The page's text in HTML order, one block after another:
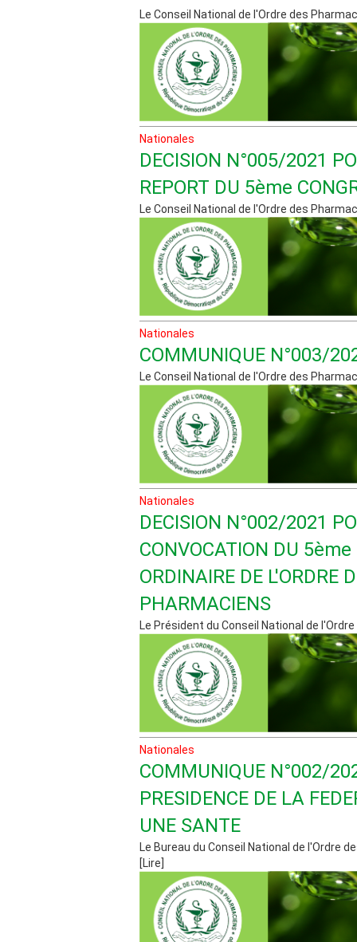
Le Conseil National de l'Ordre des
Nationales
DECISION N°005/2021
REPORT DU 5ème
Le Conseil National de l'Ordre des
Nationales
COMMUNIQUE N°003/
Le Conseil National de l'Ordre des
Nationales
DECISION N°002/2021
CONVOCATION DU 5ème
ORDINAIRE DE L'ORDRE
PHARMACIENS
Le Président du Conseil National de l'Ordre
Nationales
COMMUNIQUE N°002/
PRESIDENCE DE LA
UNE SANTE
Le Bureau du Conseil National de l'Ordre
[Lire]